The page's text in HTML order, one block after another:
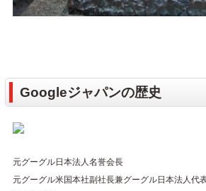
Googleジャパンの歴史
元グーグル日本法人名誉会長
元グーグル米国本社副社長兼グーグル日本法人代